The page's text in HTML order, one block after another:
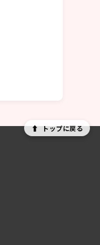
⬆ トップに戻る